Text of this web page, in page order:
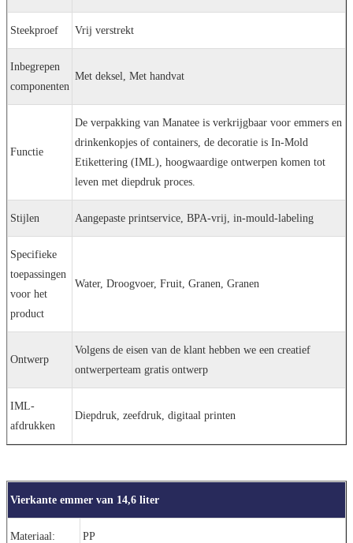
Steekproef Vrij verstrekt
Inbegrepen
componenten
Met deksel, Met handvat
Functie
De verpakking van Manatee is verkrijgbaar voor emmers en
drinkenkopjes of containers, de decoratie is In-Mold
Etikettering (IML), hoogwaardige ontwerpen komen tot
leven met diepdruk proces.
Stijlen Aangepaste printservice, BPA-vrij, in-mould-labeling
Specifieke
toepassingen
voor het
product
Water, Droogvoer, Fruit, Granen, Granen
Ontwerp
Volgens de eisen van de klant hebben we een creatief
ontwerperteam gratis ontwerp
IML-
afdrukken
Diepdruk, zeefdruk, digitaal printen
Vierkante emmer van 14,6 liter
Materiaal: PP